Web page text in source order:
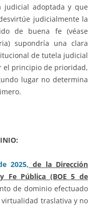
adoptada y que
judicialmente la
de buena fe (véase
supondría una clara
de tutela judicial
el principio de prioridad,
lugar no determina
2025, de la Dirección
Fe Pública (BOE 5 de
de dominio efectuado
traslativa y no